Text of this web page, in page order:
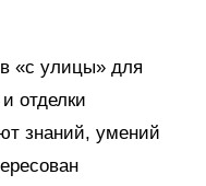
«с улицы» для
отделки
знаний, умений